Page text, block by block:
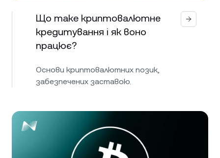
Що таке криптовалютне
кредитування і як воно
працює?
Основи криптовалютних позик,
забезпечених заставою.